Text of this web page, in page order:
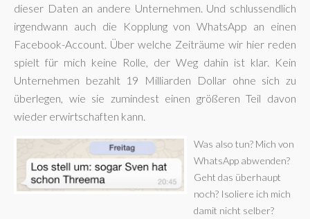
dieser Daten an andere Unternehmen. Und schlussendlich
irgendwann auch die Kopplung von WhatsApp an einen
Facebook-Account. Über welche Zeiträume wir hier reden
spielt für mich keine Rolle, der Weg dahin ist klar. Kein
Unternehmen bezahlt 19 Milliarden Dollar ohne sich zu
überlegen, wie sie zumindest einen größeren Teil davon
wieder erwirtschaften kann.
Was also tun? Mich von
WhatsApp abwenden?
Geht das überhaupt
noch? Isoliere ich mich
damit nicht selber?